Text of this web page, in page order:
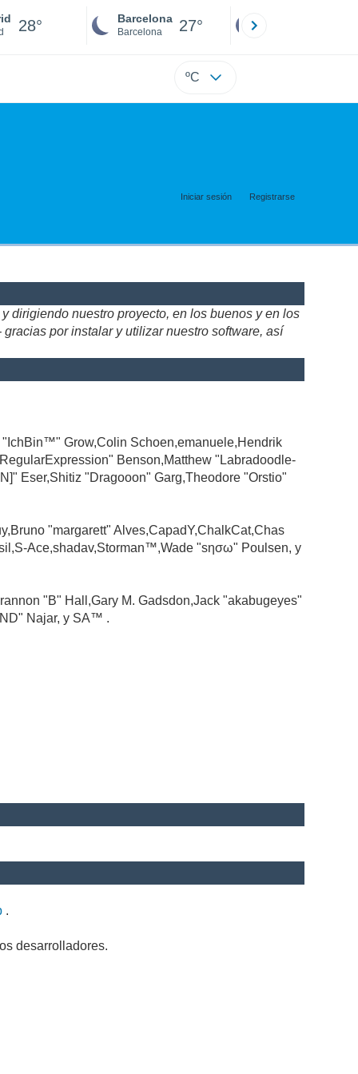
28° Barcelona
Barcelona 27°
ºC
Iniciar sesión Registrarse
dirigiendo nuestro proyecto, en los buenos y en los
por instalar y utilizar nuestro software, así
Grow,Colin Schoen,emanuele,Hendrik
Benson,Matthew "Labradoodle-
Eser,Shitiz "Dragooon" Garg,Theodore "Orstio"
"margarett" Alves,CapadY,ChalkCat,Chas
Ace,shadav,Storman™,Wade "sησω" Poulsen, y
"B" Hall,Gary M. Gadsdon,Jack "akabugeyes"
Najar, y SA™ .
.
desarrolladores.